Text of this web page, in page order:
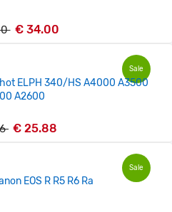
€ 34.00
Sale
ELPH 340/HS A4000 A3500
A2600
€ 25.88
Sale
EOS R R5 R6 Ra